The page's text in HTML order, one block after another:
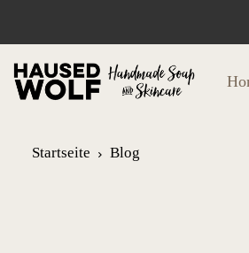
Startseite Blog